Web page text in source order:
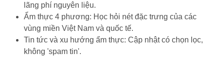
lãng phí nguyên liệu.
Ẩm thực 4 phương: Học hỏi nét đặc trưng của các
vùng miền Việt Nam và quốc tế.
Tin tức và xu hướng ẩm thực: Cập nhật có chọn lọc,
không 'spam tin'.